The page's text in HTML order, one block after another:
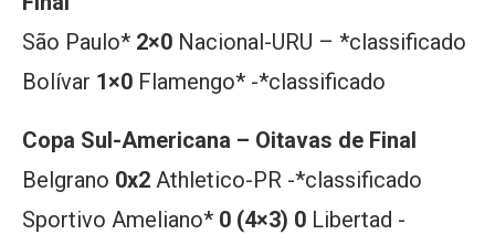
São Paulo* 2×0 Nacional-URU – *classificado
Bolívar 1×0 Flamengo* -*classificado
Copa Sul-Americana – Oitavas de Final
Belgrano 0x2 Athletico-PR -*classificado
Sportivo Ameliano* 0 (4×3) 0 Libertad -